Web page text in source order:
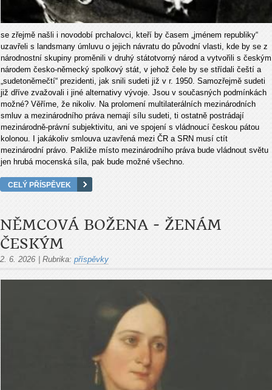
se zřejmě našli i novodobí prchalovci, kteří by časem „jménem republiky“
uzavřeli s landsmany úmluvu o jejich návratu do původní vlasti, kde by se z
národnostní skupiny proměnili v druhý státotvorný národ a vytvořili s českým
národem česko-německý spolkový stát, v jehož čele by se střídali čeští a
„sudetoněmečtí“ prezidenti, jak snili sudeti již v r. 1950. Samozřejmě sudeti
již dříve zvažovali i jiné alternativy vývoje. Jsou v současných podmínkách
možné? Věříme, že nikoliv. Na prolomení multilaterálních mezinárodních
smluv a mezinárodního práva nemají sílu sudeti, ti ostatně postrádají
mezinárodně-právní subjektivitu, ani ve spojení s vládnoucí českou pátou
kolonou. I jakákoliv smlouva uzavřená mezi ČR a SRN musí ctít
mezinárodní právo. Pakliže místo mezinárodního práva bude vládnout světu
jen hrubá mocenská síla, pak bude možné všechno.
CELÝ PŘÍSPĚVEK
NĚMCOVÁ BOŽENA - ŽENÁM
ČESKÝM
2. 6. 2026 Rubrika: příspěvky